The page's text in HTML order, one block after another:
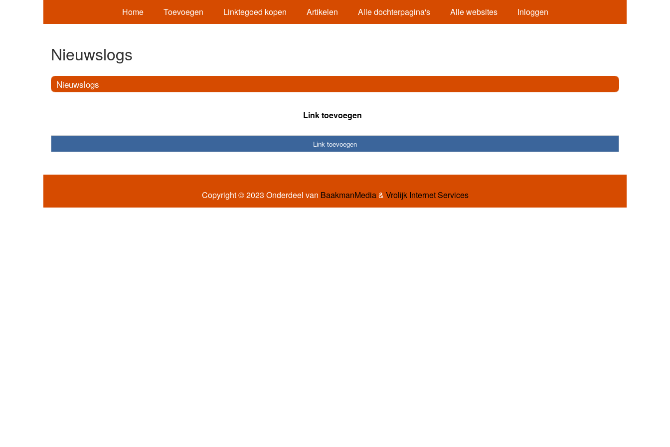
Home Toevoegen Linktegoed kopen Artikelen Alle dochterpagina's Alle websites Inloggen
Nieuwslogs
Nieuwslogs
Link toevoegen
Link toevoegen
Copyright © 2023 Onderdeel van BaakmanMedia& Vrolijk Internet Services